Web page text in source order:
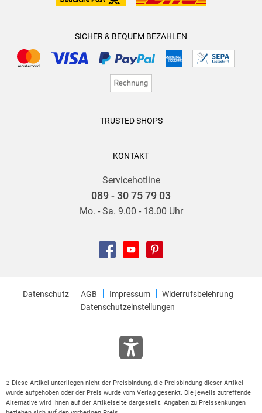
SICHER & BEQUEM BEZAHLEN
TRUSTED SHOPS
KONTAKT
Servicehotline
089 - 30 75 79 03
Mo. - Sa. 9.00 - 18.00 Uhr
Datenschutz AGB Impressum
Widerrufsbelehrung
Datenschutzeinstellungen
2
Diese Artikel unterliegen nicht der Preisbindung, die Preisbindung dieser Artikel
wurde aufgehoben oder der Preis wurde vom Verlag gesenkt. Die jeweils zutreffende
Alternative wird Ihnen auf der Artikelseite dargestellt. Angaben zu Preissenkungen